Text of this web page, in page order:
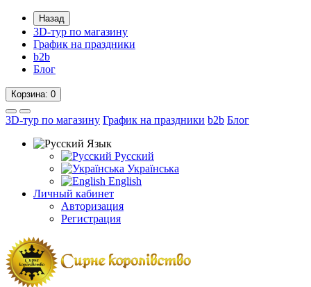
Назад
3D-тур по магазину
График на праздники
b2b
Блог
Корзина: 0
3D-тур по магазину График на праздники b2b Блог
Язык
Русский
Українська
English
Личный кабинет
Авторизация
Регистрация